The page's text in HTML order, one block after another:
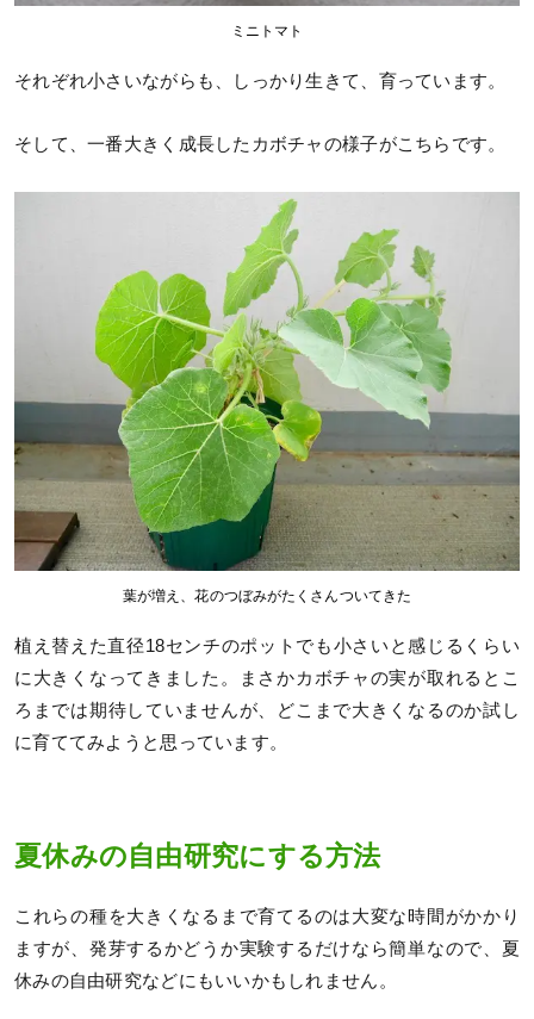
ミニトマト
それぞれ小さいながらも、しっかり生きて、育っています。
そして、一番大きく成長したカボチャの様子がこちらです。
葉が増え、花のつぼみがたくさんついてきた
植え替えた直径18センチのポットでも小さいと感じるくらい
に大きくなってきました。まさかカボチャの実が取れるとこ
ろまでは期待していませんが、どこまで大きくなるのか試し
に育ててみようと思っています。
夏休みの自由研究にする方法
これらの種を大きくなるまで育てるのは大変な時間がかかり
ますが、発芽するかどうか実験するだけなら簡単なので、夏
休みの自由研究などにもいいかもしれません。